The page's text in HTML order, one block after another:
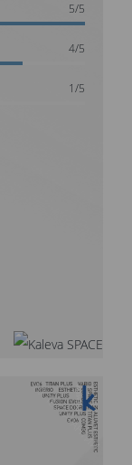
5/5
4/5
1/5
10 ЛЕТ ГАРАНТИИ